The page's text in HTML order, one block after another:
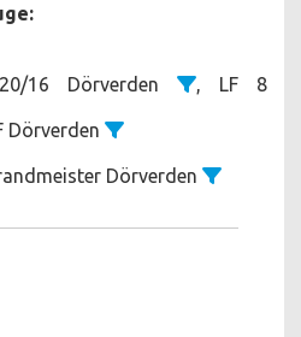
16 Dörverden , LF 8
Dörverden
Dörverden